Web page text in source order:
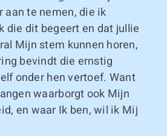
aan te nemen, die ik
die dit begeert en dat jullie
Mijn stem kunnen horen,
bevindt die ernstig
onder hen vertoef. Want
waarborgt ook Mijn
en waar Ik ben, wil ik Mij